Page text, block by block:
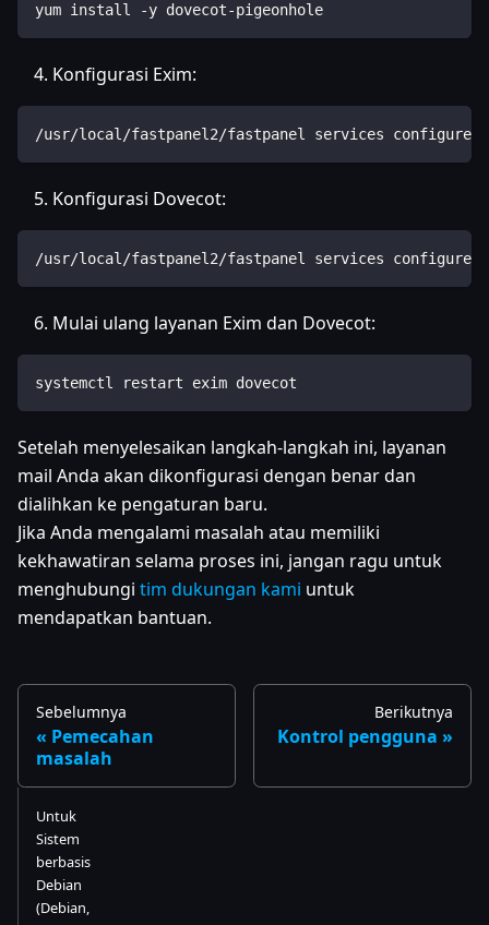
yum install -y dovecot-pigeonhole
Konfigurasi Exim:
/usr/local/fastpanel2/fastpanel services configure
Konfigurasi Dovecot:
/usr/local/fastpanel2/fastpanel services configure
Mulai ulang layanan Exim dan Dovecot:
systemctl restart exim dovecot
Setelah menyelesaikan langkah-langkah ini, layanan
mail Anda akan dikonfigurasi dengan benar dan
dialihkan ke pengaturan baru.
Jika Anda mengalami masalah atau memiliki
kekhawatiran selama proses ini, jangan ragu untuk
menghubungi tim dukungan kami untuk
mendapatkan bantuan.
Sebelumnya
Pemecahan
masalah
Berikutnya
Kontrol pengguna
Untuk
Sistem
berbasis
Debian
(Debian,